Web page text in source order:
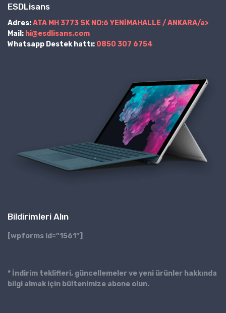
ESDLisans
Adres:ATA MH 3773 SK NO:6 YENİMAHALLE / ANKARA/a>
Mail: hi@esdlisans.com
Whatsapp Destek hattı: 0850 307 6754
Bildirimleri Alın
[wpforms id=”1561″]
* İndirim teklifleri, güncellemeler ve yeni ürünler hakkında
bilgi almak için bültenimize abone olun.